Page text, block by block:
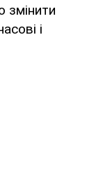
змінити
і